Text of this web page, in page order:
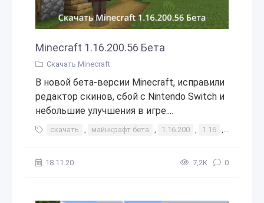
Minecraft 1.16.200.56 Бета
Скачать Minecraft
В новой бета-версии Minecraft, исправили
редактор скинов, сбой с Nintendo Switch и
небольшие улучшения в игре....
скачать , майнкрафт бета , 1.16.200 , 1.16 ,
18.11.20 7,2К 0